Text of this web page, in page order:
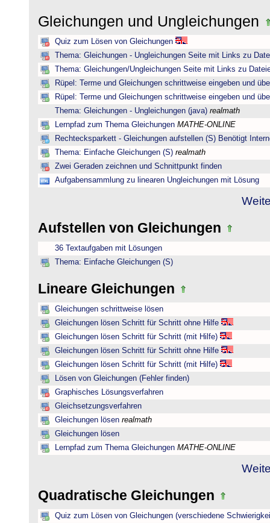
Gleichungen und Ungleichungen
Quiz zum Lösen von Gleichungen
Thema: Gleichungen - Ungleichungen Seite mit Links zu
Thema: Gleichungen/Ungleichungen Seite mit Links zu
Rüpel: Terme und Gleichungen schrittweise eingeben und
Rüpel: Terme und Gleichungen schrittweise eingeben und
Thema: Gleichungen - Ungleichungen (java) realmath
Lernpfad zum Thema Gleichungen MATHE-ONLINE
Rechtecksparkett - Gleichungen aufstellen (S) Benötigt
Thema: Einfache Gleichungen (S) realmath
Zwei Geraden zeichnen und Schnittpunkt finden
Aufgabensammlung zu linearen Ungleichungen mit Lösung
Aufstellen von Gleichungen
36 Textaufgaben mit Lösungen
Thema: Einfache Gleichungen (S)
Lineare Gleichungen
Gleichungen schrittweise lösen
Gleichungen lösen Schritt für Schritt ohne Hilfe
Gleichungen lösen Schritt für Schritt (mit Hilfe)
Gleichungen lösen Schritt für Schritt ohne Hilfe
Gleichungen lösen Schritt für Schritt (mit Hilfe)
Lösen von Gleichungen (Fehler finden)
Graphisches Lösungsverfahren
Gleichsetzungsverfahren
Gleichungen lösen realmath
Gleichungen lösen
Lernpfad zum Thema Gleichungen MATHE-ONLINE
Quadratische Gleichungen
Quiz zum Lösen von Gleichungen (verschiedene